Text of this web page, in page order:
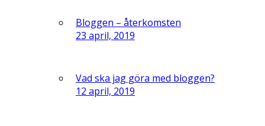
Bloggen – återkomsten
23 april, 2019
Vad ska jag göra med bloggen?
12 april, 2019